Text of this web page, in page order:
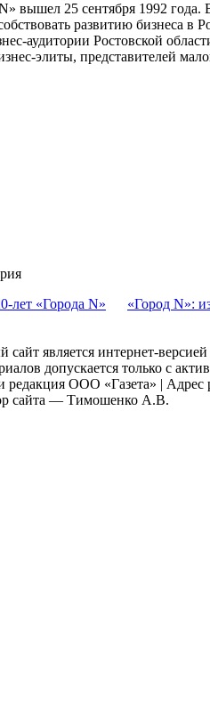
вышел 25 сентября 1992
развитию бизнеса в
аудитории Ростовской
элиты, представителей
лет «Города N» «Город N»:
является интернет-
допускается только с
и редакция ООО «Газета» |
сайта — Тимошенко А.В.